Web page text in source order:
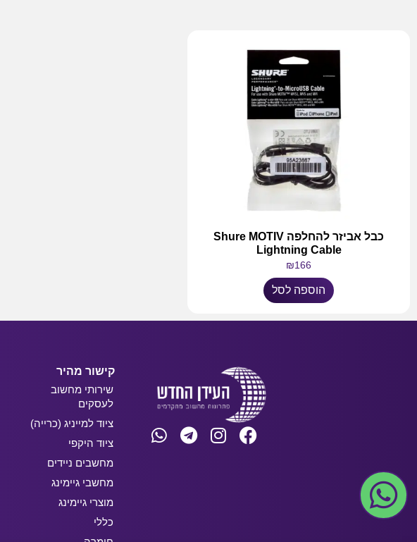
כבל אביזר להחלפה Shure MOTIV
Lightning Cable
₪166
הוספה לסל
קישור מהיר
שירותי מחשוב
לעסקים
ציוד למייניג (כרייה)
ציוד היקפי
מחשבים ניידים
מחשבי גיימינג
מוצרי גיימינג
כללי